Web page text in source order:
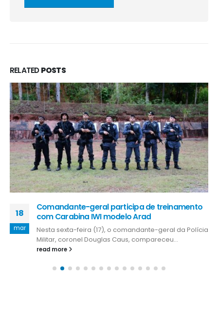
RELATEDPOSTS
18
mar
Comandante-geral participa de treinamento
com Carabina IWI modelo Arad
Nesta sexta-feira (17), o comandante-geral da Polícia
Militar, coronel Douglas Caus, compareceu...
read more